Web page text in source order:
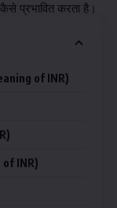
प्रभावित करता है।
of INR)
of INR)